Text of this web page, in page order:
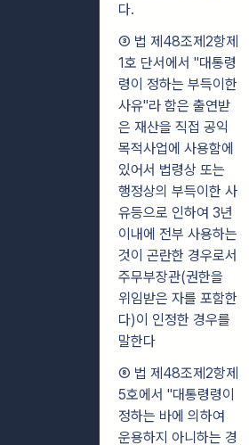
다.
③ 법 제48조제2항제
1호 단서에서 "대통령
령이 정하는 부득이한
사유"라 함은 출연받
은 재산을 직접 공익
목적사업에 사용함에
있어서 법령상 또는
행정상의 부득이한 사
유등으로 인하여 3년
이내에 전부 사용하는
것이 곤란한 경우로서
주무부장관(권한을
위임받은 자를 포함한
다)이 인정한 경우를
말한다
⑧ 법 제48조제2항제
5호에서 "대통령령이
정하는 바에 의하여
운용하지 아니하는 경